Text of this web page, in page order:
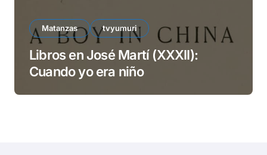
Matanzas tvyumuri
Libros en José Martí (XXXII):
Cuando yo era niño